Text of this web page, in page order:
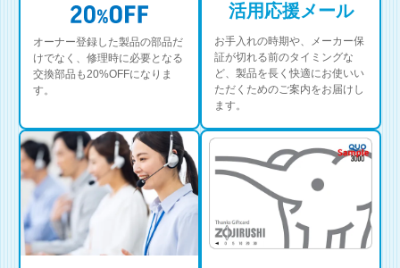
オーナー登録した製品の部品だ
けでなく、修理時に必要となる
交換部品も20%OFFになりま
す。
活用応援メール
お手入れの時期や、メーカー保
証が切れる前のタイミングな
ど、製品を長く快適にお使いい
ただくためのご案内をお届けし
ます。